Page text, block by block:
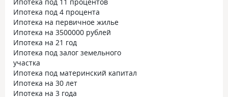
Ипотека под 4 процента
Ипотека на первичное жилье
Ипотека на 3500000 рублей
Ипотека на 21 год
Ипотека под залог земельного
участка
Ипотека под материнский капитал
Ипотека на 30 лет
Ипотека на 3 года